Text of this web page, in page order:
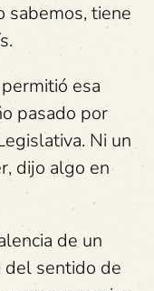
sabemos, tiene
esa
pasado por
Ni un
dijo algo en
de un
del sentido de